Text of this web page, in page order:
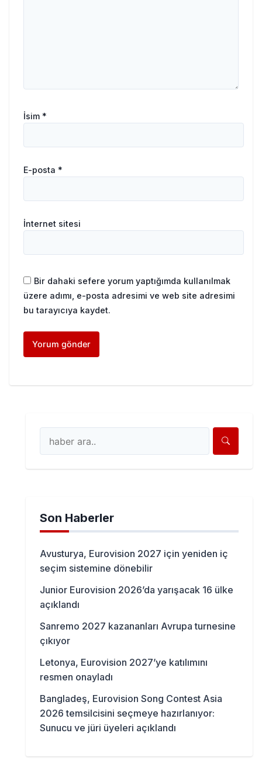
İsim *
E-posta *
İnternet sitesi
Bir dahaki sefere yorum yaptığımda kullanılmak
üzere adımı, e-posta adresimi ve web site adresimi
bu tarayıcıya kaydet.
Son Haberler
Avusturya, Eurovision 2027 için yeniden iç
seçim sistemine dönebilir
Junior Eurovision 2026’da yarışacak 16 ülke
açıklandı
Sanremo 2027 kazananları Avrupa turnesine
çıkıyor
Letonya, Eurovision 2027’ye katılımını
resmen onayladı
Bangladeş, Eurovision Song Contest Asia
2026 temsilcisini seçmeye hazırlanıyor:
Sunucu ve jüri üyeleri açıklandı